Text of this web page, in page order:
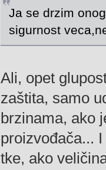
Ja se drzim
sigurnost
Ali, opet
zaštita, samo
brzinama, ako
proizvođača...
tke, ako